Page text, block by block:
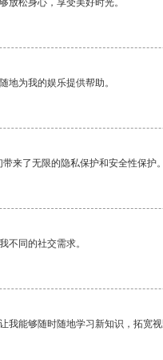
放松身心，享受美好时光。
地为我的娱乐提供帮助。
来了无限的隐私保护和安全性保护
不同的社交需求。
我能够随时随地学习新知识，拓宽